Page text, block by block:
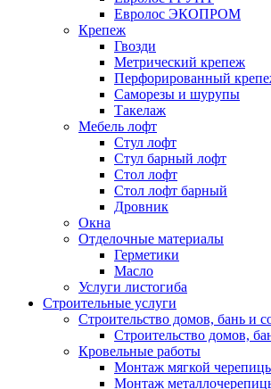
Евролос ЭКОПРОМ
Крепеж
Гвозди
Метрический крепеж
Перфорированный
Саморезы и шурупы
Такелаж
Мебель лофт
Стул лофт
Стул барный лофт
Стол лофт
Стол лофт барный
Дровник
Окна
Отделочные материалы
Герметики
Масло
Услуги листогиба
Строительные услуги
Строительство домов, бань и
Строительство домов,
Кровельные работы
Монтаж мягкой
Монтаж